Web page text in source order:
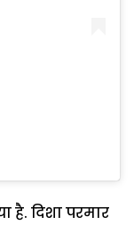
है. दिशा परमार